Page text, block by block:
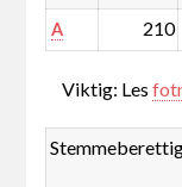
A 210
Viktig: Les